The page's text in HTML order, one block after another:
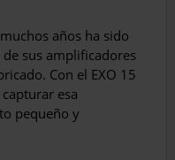
años ha sido
sus amplificadores
Con el EXO 15
esa
pequeño y